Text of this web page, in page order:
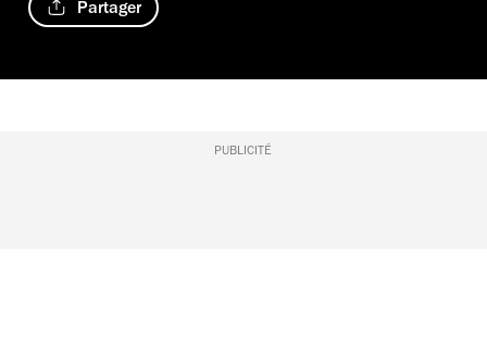
Partager
PUBLICITÉ